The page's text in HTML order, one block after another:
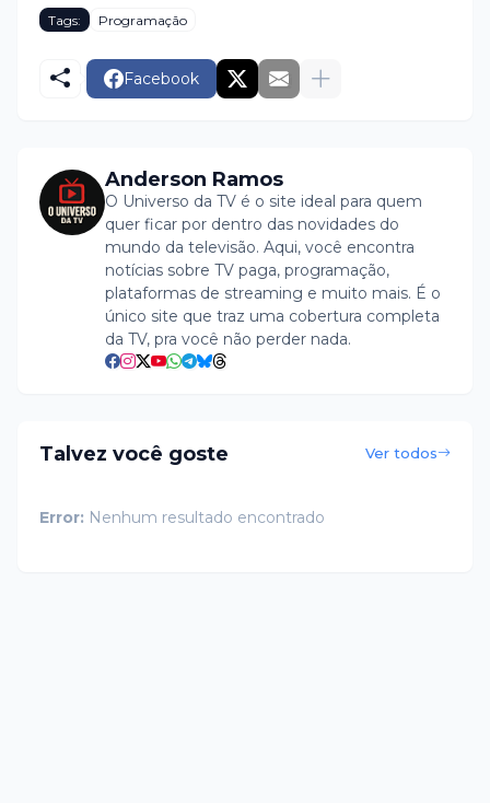
Tags: Programação
Facebook
Anderson Ramos
O Universo da TV é o site ideal para quem
quer ficar por dentro das novidades do
mundo da televisão. Aqui, você encontra
notícias sobre TV paga, programação,
plataformas de streaming e muito mais. É o
único site que traz uma cobertura completa
da TV, pra você não perder nada.
Talvez você goste Ver todos
Error: Nenhum resultado encontrado